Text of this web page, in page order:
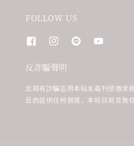
FOLLOW US
反詐騙聲明
近期有詐騙盜用本站名義刊登徵求
且勿提供任何個資。本站目前並無